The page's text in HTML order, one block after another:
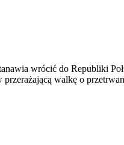
wrócić do Republiki
walkę o